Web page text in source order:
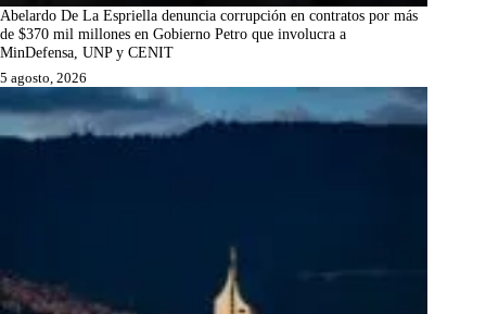
Abelardo De La Espriella denuncia corrupción en contratos por más
de $370 mil millones en Gobierno Petro que involucra a
MinDefensa, UNP y CENIT
5 agosto, 2026